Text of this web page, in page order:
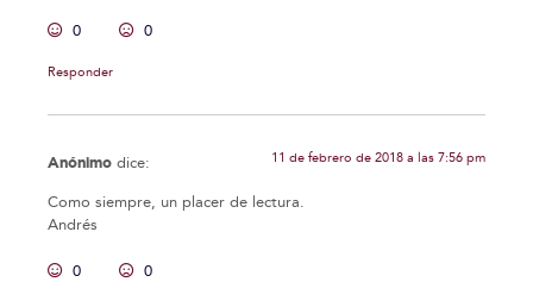
0 0
Responder
Anónimo dice: 11 de febrero de 2018 a las 7:56 pm
Como siempre, un placer de lectura.
Andrés
0 0